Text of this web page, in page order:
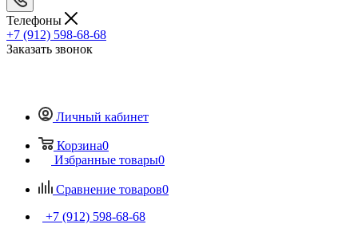
Телефоны
+7 (912) 598-68-68
Заказать звонок
Личный кабинет
Корзина0
Избранные товары0
Сравнение товаров0
+7 (912) 598-68-68